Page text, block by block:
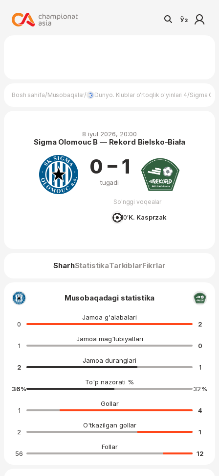
Ўз
Bosh sahifa/Musobaqalar/ Dunyo. Klublar o'rtoqlik o'yinlari 4/Sigma
8 iyul 2026, 20:00
Sigma Olomouc B — Rekord Bielsko-Biała
0 – 1
tugadi
So'nggi voqealar
10′K. Kasprzak
SharhStatistikaTarkiblarFikrlar
Musobaqadagi statistika
Jamoa g'alabalari
0
2
Jamoa mag'lubiyatlari
1
0
Jamoa duranglari
2
1
To'p nazorati %
36% 32%
Gollar
1
4
O'tkazilgan gollar
2
1
Follar
56
12